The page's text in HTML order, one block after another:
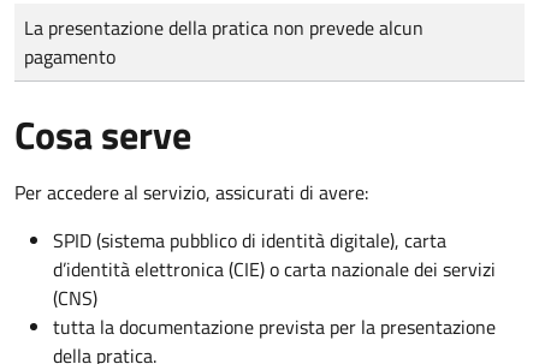
Tipo di pagamento
Importo
La presentazione della pratica non prevede alcun
pagamento
Cosa serve
Per accedere al servizio, assicurati di avere:
SPID (sistema pubblico di identità digitale), carta
d’identità elettronica (CIE) o carta nazionale dei servizi
(CNS)
tutta la documentazione prevista per la presentazione
della pratica.